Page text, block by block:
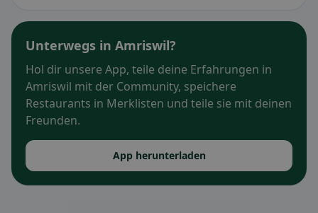
Unterwegs in Amriswil?
Hol dir unsere App, teile deine Erfahrungen in
Amriswil mit der Community, speichere
Restaurants in Merklisten und teile sie mit deinen
Freunden.
App herunterladen